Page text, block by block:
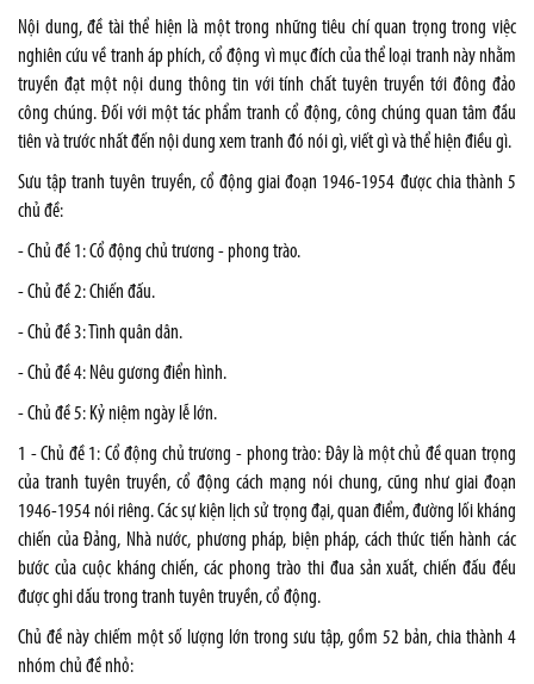
Nội dung, đề tài thể hiện là một trong những tiêu chí quan trọng trong việc
nghiên cứu về tranh áp phích, cổ động vì mục đích của thể loại tranh này nhằm
truyền đạt một nội dung thông tin với tính chất tuyên truyền tới đông đảo
công chúng. Đối với một tác phẩm tranh cổ động, công chúng quan tâm đầu
tiên và trước nhất đến nội dung xem tranh đó nói gì, viết gì và thể hiện điều gì.
Sưu tập tranh tuyên truyền, cổ động giai đoạn 1946-1954 được chia thành 5
chủ đề:
- Chủ đề 1: Cổ động chủ trương - phong trào.
- Chủ đề 2: Chiến đấu.
- Chủ đề 3: Tình quân dân.
- Chủ đề 4: Nêu gương điển hình.
- Chủ đề 5: Kỷ niệm ngày lễ lớn.
1 - Chủ đề 1: Cổ động chủ trương - phong trào: Đây là một chủ đề quan trọng
của tranh tuyên truyền, cổ động cách mạng nói chung, cũng như giai đoạn
1946-1954 nói riêng. Các sự kiện lịch sử trọng đại, quan điểm, đường lối kháng
chiến của Đảng, Nhà nước, phương pháp, biện pháp, cách thức tiến hành các
bước của cuộc kháng chiến, các phong trào thi đua sản xuất, chiến đấu đều
được ghi dấu trong tranh tuyên truyền, cổ động.
Chủ đề này chiếm một số lượng lớn trong sưu tập, gồm 52 bản, chia thành 4
nhóm chủ đề nhỏ: